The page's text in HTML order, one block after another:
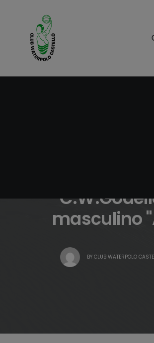
masculino
BY CLUB WATERPOLO